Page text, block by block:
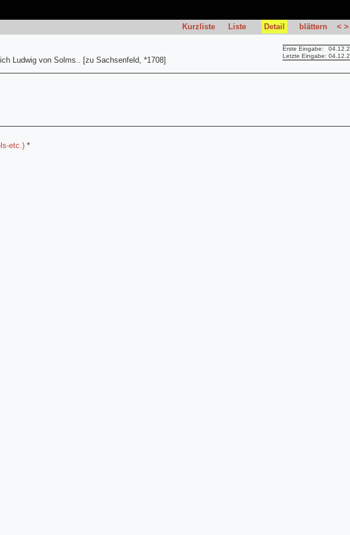
Kurzliste Liste Detail blättern < >
Erste Eingabe:
Letzte Eingabe:
Ludwig von Solms.. [zu Sachsenfeld, *1708]
etc.) *